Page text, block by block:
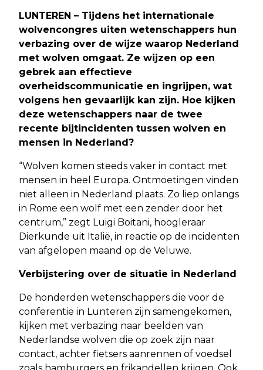
LUNTEREN – Tijdens het internationale
wolvencongres uiten wetenschappers hun
verbazing over de wijze waarop Nederland
met wolven omgaat. Ze wijzen op een
gebrek aan effectieve
overheidscommunicatie en ingrijpen, wat
volgens hen gevaarlijk kan zijn. Hoe kijken
deze wetenschappers naar de twee
recente bijtincidenten tussen wolven en
mensen in Nederland?
“Wolven komen steeds vaker in contact met
mensen in heel Europa. Ontmoetingen vinden
niet alleen in Nederland plaats. Zo liep onlangs
in Rome een wolf met een zender door het
centrum,” zegt Luigi Boitani, hoogleraar
Dierkunde uit Italië, in reactie op de incidenten
van afgelopen maand op de Veluwe.
Verbijstering over de situatie in Nederland
De honderden wetenschappers die voor de
conferentie in Lunteren zijn samengekomen,
kijken met verbazing naar beelden van
Nederlandse wolven die op zoek zijn naar
contact, achter fietsers aanrennen of voedsel